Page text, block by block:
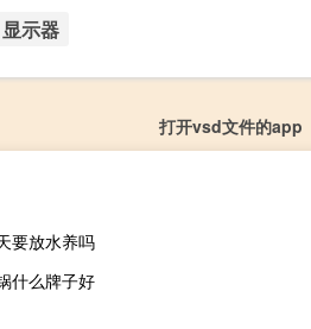
显示器
打开vsd文件的app
要放水养吗
什么牌子好